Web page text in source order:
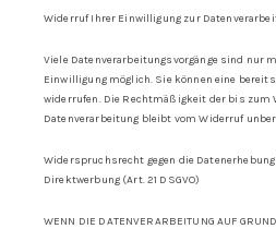
Widerruf Ihrer Einwilligung zur
Viele Datenverarbeitungsvorgänge sind nur
Einwilligung möglich. Sie können eine
widerrufen. Die Rechtmäßigkeit der bis zum
Datenverarbeitung bleibt vom Widerruf
Widerspruchsrecht gegen die
Direktwerbung (Art. 21 DSGVO)
WENN DIE DATENVERARBEITUNG AUF